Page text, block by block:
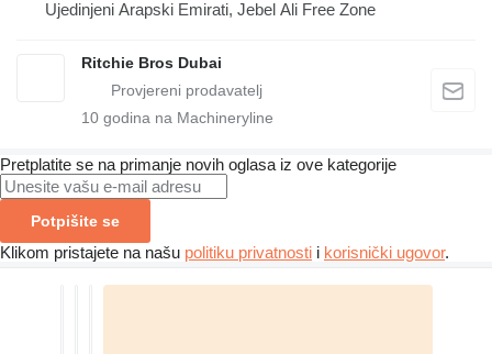
Ujedinjeni Arapski Emirati, Jebel Ali Free Zone
Ritchie Bros Dubai
10 godina na Machineryline
Pretplatite se na primanje novih oglasa iz ove kategorije
Potpišite se
Klikom pristajete na našu politiku privatnosti i korisnički ugovor.